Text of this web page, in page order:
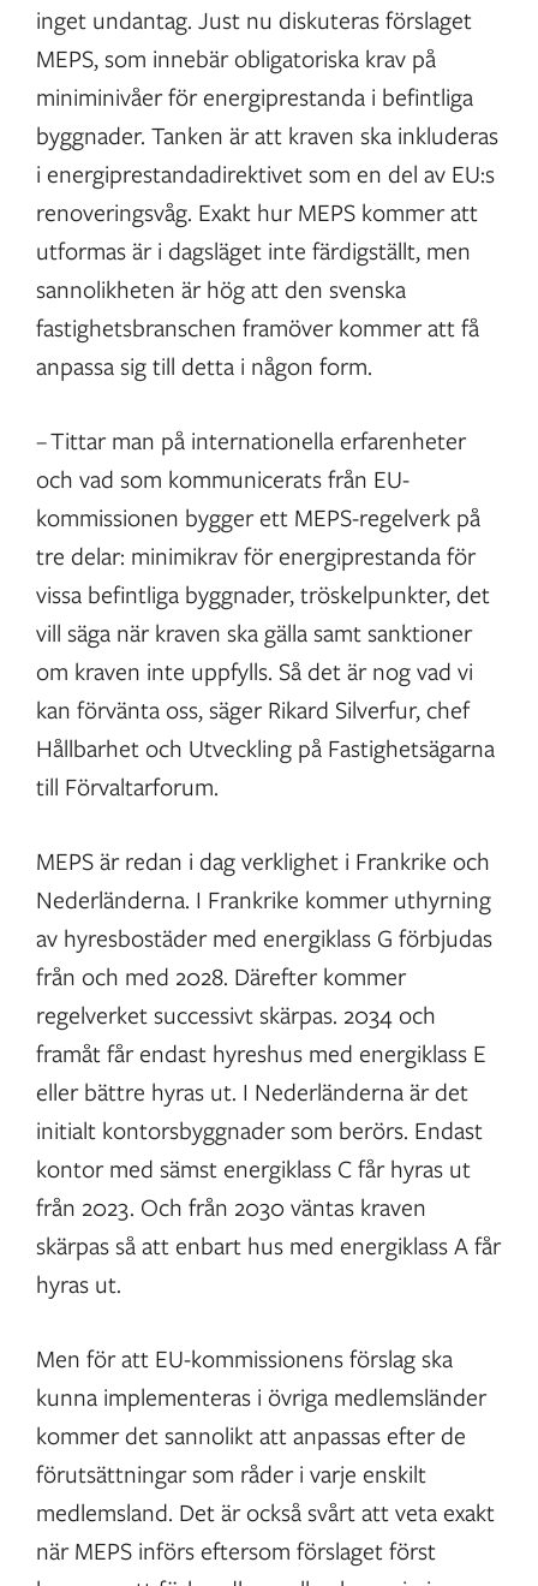
inget undantag. Just nu diskuteras förslaget
MEPS, som innebär obligatoriska krav på
miniminivåer för energiprestanda i befintliga
byggnader. Tanken är att kraven ska inkluderas
i energiprestandadirektivet som en del av EU:s
renoveringsvåg. Exakt hur MEPS kommer att
utformas är i dagsläget inte färdigställt, men
sannolikheten är hög att den svenska
fastighetsbranschen framöver kommer att få
anpassa sig till detta i någon form.
– Tittar man på internationella erfarenheter
och vad som kommunicerats från EU-
kommissionen bygger ett MEPS-regelverk på
tre delar: minimikrav för energiprestanda för
vissa befintliga byggnader, tröskelpunkter, det
vill säga när kraven ska gälla samt sanktioner
om kraven inte uppfylls. Så det är nog vad vi
kan förvänta oss, säger Rikard Silverfur, chef
Hållbarhet och Utveckling på Fastighetsägarna
till Förvaltarforum.
MEPS är redan i dag verklighet i Frankrike och
Nederländerna. I Frankrike kommer uthyrning
av hyresbostäder med energiklass G förbjudas
från och med 2028. Därefter kommer
regelverket successivt skärpas. 2034 och
framåt får endast hyreshus med energiklass E
eller bättre hyras ut. I Nederländerna är det
initialt kontorsbyggnader som berörs. Endast
kontor med sämst energiklass C får hyras ut
från 2023. Och från 2030 väntas kraven
skärpas så att enbart hus med energiklass A får
hyras ut.
Men för att EU-kommissionens förslag ska
kunna implementeras i övriga medlemsländer
kommer det sannolikt att anpassas efter de
förutsättningar som råder i varje enskilt
medlemsland. Det är också svårt att veta exakt
när MEPS införs eftersom förslaget först